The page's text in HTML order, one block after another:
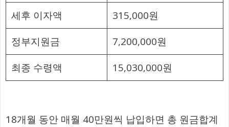
세후 이자액
315,000원
정부지원금
7,200,000원
최종 수령액
15,030,000원
18개월 동안 매월 40만원씩 납입하면 총 원금합계